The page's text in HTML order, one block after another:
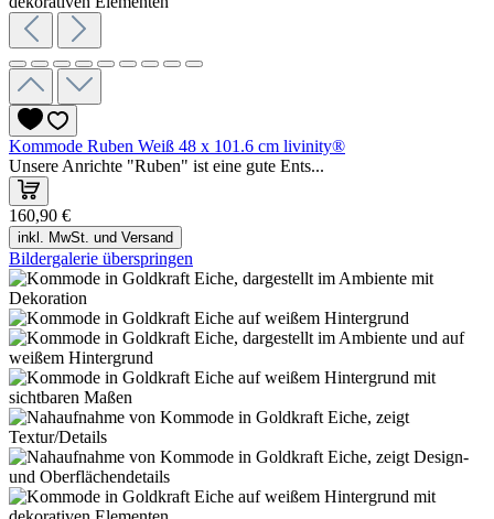
Kommode Ruben Weiß 48 x 101.6 cm livinity®
Unsere Anrichte "Ruben" ist eine gute Ents...
160,90 €
inkl. MwSt. und Versand
Bildergalerie überspringen